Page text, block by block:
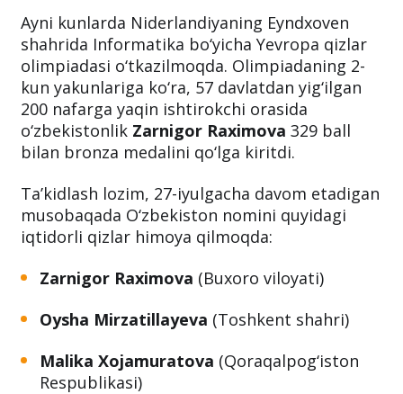
Ayni kunlarda Niderlandiyaning Eyndxoven
shahrida Informatika bo‘yicha Yevropa qizlar
olimpiadasi o‘tkazilmoqda. Olimpiadaning 2-
kun yakunlariga ko‘ra, 57 davlatdan yig‘ilgan
200 nafarga yaqin ishtirokchi orasida
o‘zbekistonlik Zarnigor Raximova 329 ball
bilan bronza medalini qo‘lga kiritdi.
Ta’kidlash lozim, 27-iyulgacha davom etadigan
musobaqada O‘zbekiston nomini quyidagi
iqtidorli qizlar himoya qilmoqda:
Zarnigor Raximova (Buxoro viloyati)
Oysha Mirzatillayeva (Toshkent shahri)
Malika Xojamuratova (Qoraqalpog‘iston
Respublikasi)